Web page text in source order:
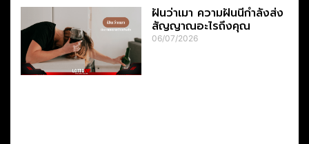
ฝันว่าเมา ความฝันนี้กำลังส่ง
สัญญาณอะไรถึงคุณ
06/07/2026